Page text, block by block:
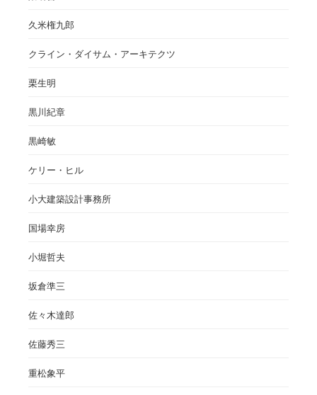
久米権九郎
クライン・ダイサム・アーキテクツ
栗生明
黒川紀章
黒崎敏
ケリー・ヒル
小大建築設計事務所
国場幸房
小堀哲夫
坂倉準三
佐々木達郎
佐藤秀三
重松象平